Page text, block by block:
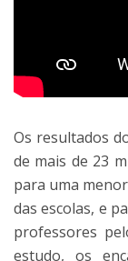
Os resultados
de mais de 23
para uma
das escolas, e
professores
estudo, os